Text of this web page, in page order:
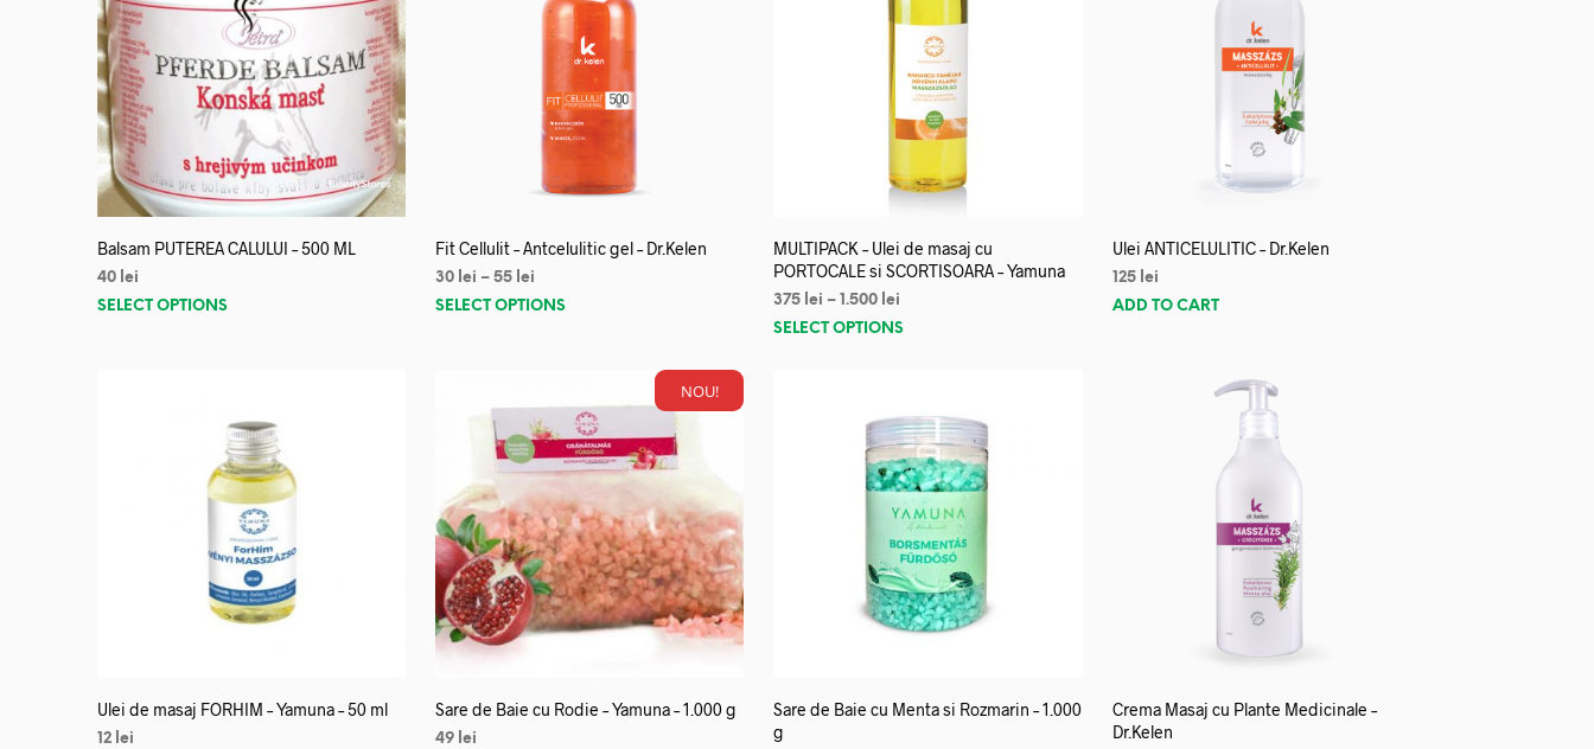
Balsam PUTEREA CALULUI – 500 ML
40 lei
SELECT OPTIONS
Fit Cellulit – Antcelulitic gel – Dr.Kelen
30 lei –55 lei
SELECT OPTIONS
MULTIPACK – Ulei de masaj cu
PORTOCALE si SCORTISOARA – Yamuna
375 lei – 1.500 lei
SELECT OPTIONS
Ulei ANTICELULITIC – Dr.Kelen
125 lei
ADD TO CART
Ulei de masaj FORHIM – Yamuna – 50 ml
12 lei
NOU!
Sare de Baie cu Rodie – Yamuna – 1.000 g
49 lei
Sare de Baie cu Menta si Rozmarin – 1.000
g
Crema Masaj cu Plante Medicinale –
Dr.Kelen